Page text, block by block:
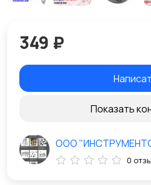
349 ₽
Показать
ООО
0